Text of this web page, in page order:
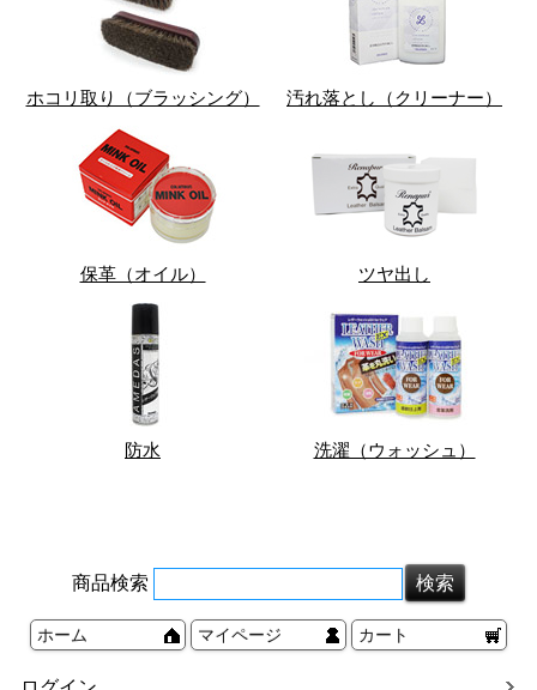
ホコリ取り（ブラッシング） 汚れ落とし（クリーナー）
保革（オイル） ツヤ出し
防水 洗濯（ウォッシュ）
商品検索
ホーム マイページ カート